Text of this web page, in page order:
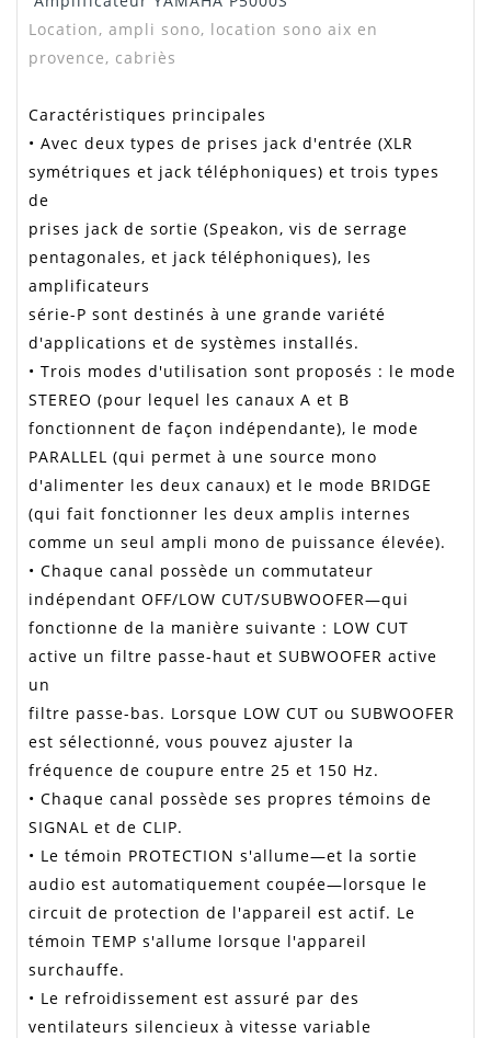
Manuel /
Notice
Télécharger Dans L'onglet
"Téléchargement"
Location, ampli sono, location sono aix en
provence, cabriès
Caractéristiques principales
• Avec deux types de prises jack d'entrée (XLR
symétriques et jack téléphoniques) et trois types
de
prises jack de sortie (Speakon, vis de serrage
pentagonales, et jack téléphoniques), les
amplificateurs
série-P sont destinés à une grande variété
d'applications et de systèmes installés.
• Trois modes d'utilisation sont proposés : le mode
STEREO (pour lequel les canaux A et B
fonctionnent de façon indépendante), le mode
PARALLEL (qui permet à une source mono
d'alimenter les deux canaux) et le mode BRIDGE
(qui fait fonctionner les deux amplis internes
comme un seul ampli mono de puissance élevée).
• Chaque canal possède un commutateur
indépendant OFF/LOW CUT/SUBWOOFER—qui
fonctionne de la manière suivante : LOW CUT
active un filtre passe-haut et SUBWOOFER active
un
filtre passe-bas. Lorsque LOW CUT ou SUBWOOFER
est sélectionné, vous pouvez ajuster la
fréquence de coupure entre 25 et 150 Hz.
• Chaque canal possède ses propres témoins de
SIGNAL et de CLIP.
• Le témoin PROTECTION s'allume—et la sortie
audio est automatiquement coupée—lorsque le
circuit de protection de l'appareil est actif. Le
témoin TEMP s'allume lorsque l'appareil
surchauffe.
• Le refroidissement est assuré par des
ventilateurs silencieux à vitesse variable